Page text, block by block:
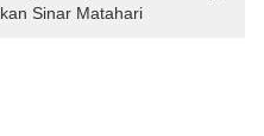
Sinar Matahari